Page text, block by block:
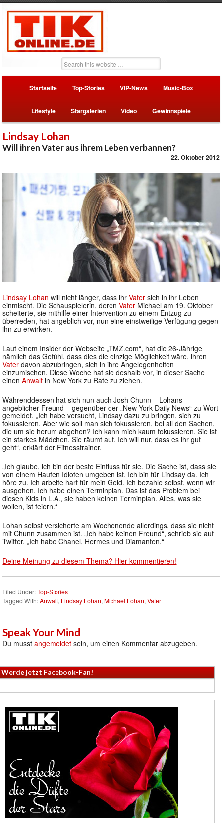
Startseite Top-Stories VIP-News Music-Box
Lifestyle Stargalerien Video Gewinnspiele
Lindsay Lohan
Will ihren Vater aus ihrem Leben verbannen?
22. Oktober 2012
Lindsay Lohan will nicht länger, dass ihrVater sich in ihr Leben
einmischt. Die Schauspielerin, derenVater Michael am 19. Oktober
scheiterte, sie mithilfe einer Intervention zu einem Entzug zu
überreden, hat angeblich vor, nun eine einstweilige Verfügung gegen
ihn zu erwirken.
Laut einem Insider der Webseite „TMZ.com“, hat die 26-Jährige
nämlich das Gefühl, dass dies die einzige Möglichkeit wäre, ihren
Vater davon abzubringen, sich in ihre Angelegenheiten
einzumischen. Diese Woche hat sie deshalb vor, in dieser Sache
einenAnwalt in New York zu Rate zu ziehen.
Währenddessen hat sich nun auch Josh Chunn – Lohans
angeblicher Freund – gegenüber der „New York Daily News“ zu Wort
gemeldet. „Ich habe versucht, Lindsay dazu zu bringen, sich zu
fokussieren. Aber wie soll man sich fokussieren, bei all den Sachen,
die um sie herum abgehen? Ich kann mich kaum fokussieren. Sie ist
ein starkes Mädchen. Sie räumt auf. Ich will nur, dass es ihr gut
geht“, erklärt der Fitnesstrainer.
„Ich glaube, ich bin der beste Einfluss für sie. Die Sache ist, dass sie
von einem Haufen Idioten umgeben ist. Ich bin für Lindsay da. Ich
höre zu. Ich arbeite hart für mein Geld. Ich bezahle selbst, wenn wir
ausgehen. Ich habe einen Terminplan. Das ist das Problem bei
diesen Kids in L.A., sie haben keinen Terminplan. Alles, was sie
wollen, ist feiern.“
Lohan selbst versicherte am Wochenende allerdings, dass sie nicht
mit Chunn zusammen ist. „Ich habe keinen Freund“, schrieb sie auf
Twitter. „Ich habe Chanel, Hermes und Diamanten.“
Deine Meinung zu diesem Thema? Hier kommentieren!
Filed Under:Top-Stories
Tagged With:Anwalt, Lindsay Lohan, Michael Lohan,Vater
Speak Your Mind
Du musstangemeldet sein, um einen Kommentar abzugeben.
Werde jetzt Facebook-Fan!